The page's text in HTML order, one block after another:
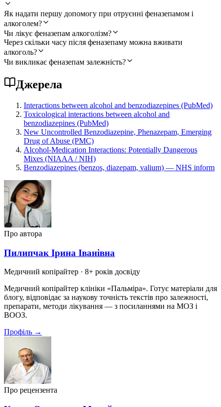
Як надати першу допомогу при отруєнні феназепамом і
алкоголем?
Чи лікує феназепам алкоголізм?
Через скільки часу після феназепаму можна вживати
алкоголь?
Чи викликає феназепам залежність?
Джерела
Interactions between alcohol and benzodiazepines (PubMed)
Toxicological interactions between alcohol and
benzodiazepines (PubMed)
New Uncontrolled Benzodiazepine, Phenazepam, Emerging
Drug of Abuse (PMC)
Alcohol-Medication Interactions: Potentially Dangerous
Mixes (NIAAA / NIH)
Benzodiazepines (benzos, diazepam, valium) — NHS inform
Про автора
Пилипчак Ірина Іванівна
Медичний копірайтер · 8+ років досвіду
Медичний копірайтер клініки «Пальміра». Готує матеріали для
блогу, відповідає за наукову точність текстів про залежності,
препарати, методи лікування — з посиланнями на МОЗ і
ВООЗ.
Профіль →
Про рецензента